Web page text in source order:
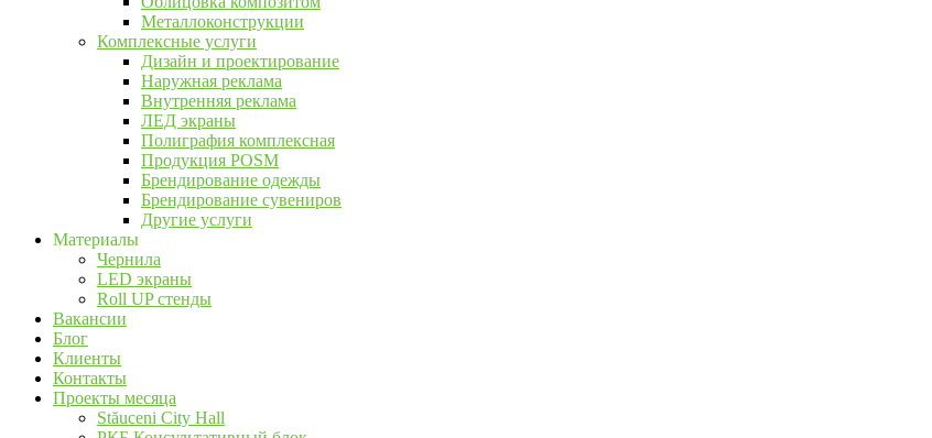
Металлоконструкции
Комплексные услуги
Дизайн и проектирование
Наружная реклама
Внутренняя реклама
ЛЕД экраны
Полиграфия комплексная
Продукция POSM
Брендирование одежды
Брендирование сувениров
Другие услуги
Материалы
Чернила
LED экраны
Roll UP стенды
Вакансии
Блог
Клиенты
Контакты
Проекты месяца
Stăuceni City Hall